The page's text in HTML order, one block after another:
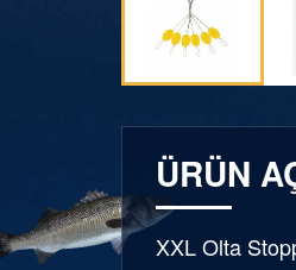
ÜRÜN
XXL Olta